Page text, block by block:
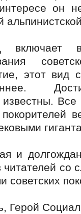
он
включает
этот вид
известны.
и
со
Герой